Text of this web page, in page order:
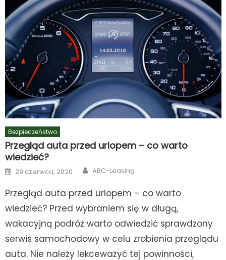
Bezpieczeństwo
Przegląd auta przed urlopem – co warto
wiedzieć?
Posted
on
29 czerwca, 2020 Author
ABC-Leasing
Przegląd auta przed urlopem – co warto
wiedzieć? Przed wybraniem się w długą,
wakacyjną podróż warto odwiedzić sprawdzony
serwis samochodowy w celu zrobienia przeglądu
auta. Nie należy lekceważyć tej powinności,